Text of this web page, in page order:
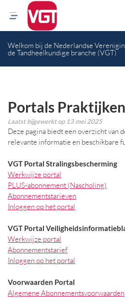
Welkom bij de Nederlandse
de Tandheelkundige branche (VGT)
Portals Praktijken
Laatst bijgewerkt op 13 mei 2025
Deze pagina biedt een overzicht van
relevante informatie en beschikbare
VGT Portal Stralingsbescherming
Werkwijze portal
PLUS-abonnement (Nascholing)
Abonnementstarieven
Inloggen op het portal
VGT Portal
Werkwijze portal
Abonnementstarief
Inloggen op het portal
Voorwaarden Portal
Algemene Abonnementsvoorwaarden